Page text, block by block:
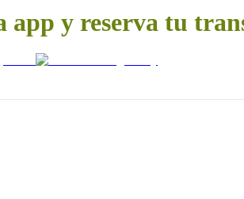
app y reserva tu